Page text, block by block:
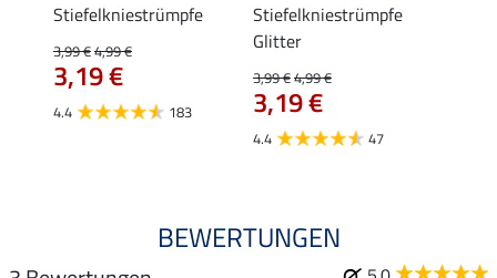
Stiefelkniestrümpfe
3,99 €4,99 €
3,19 €
4.4 183
Stiefelkniestrümpfe
Glitter
3,99 €4,99 €
3,19 €
4.4 47
BEWERTUNGEN